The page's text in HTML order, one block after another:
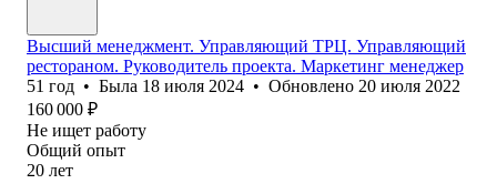
Высший менеджмент. Управляющий ТРЦ. Управляющий
рестораном. Руководитель проекта. Маркетинг менеджер
51 год • Была 18 июля 2024 • Обновлено 20 июля 2022
160 000 ₽
Не ищет работу
Общий опыт
20 лет